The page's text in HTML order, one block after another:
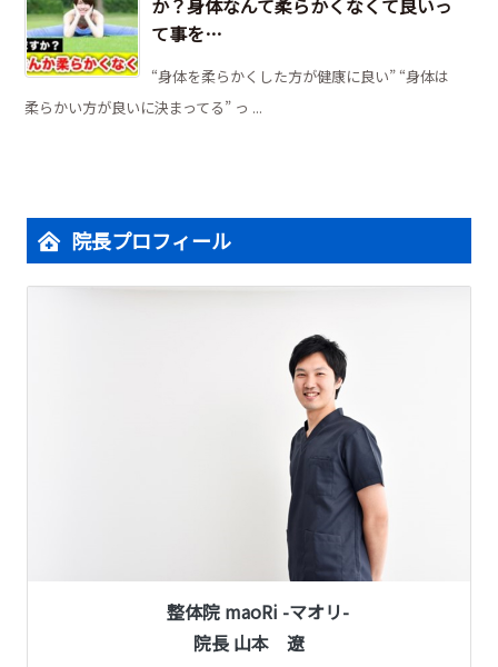
か？身体なんて柔らかくなくて良いっ
て事を…
“身体を柔らかくした方が健康に良い” “身体は
柔らかい方が良いに決まってる” っ ...
院長プロフィール
整体院 maoRi -マオリ-
院長 山本 遼